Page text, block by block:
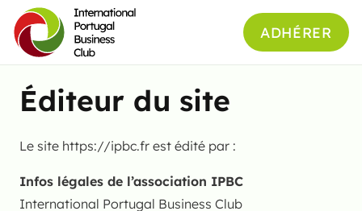
ADHÉRER
Éditeur du site
Le site https://ipbc.fr est édité par :
Infos légales de l’association IPBC
International Portugal Business Club